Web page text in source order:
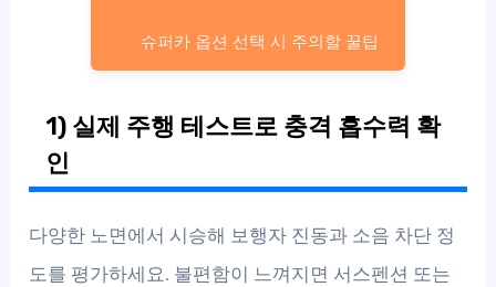
슈퍼카 옵션 선택 시 주의할 꿀팁
1) 실제 주행 테스트로 충격 흡수력 확
인
다양한 노면에서 시승해 보행자 진동과 소음 차단 정
도를 평가하세요. 불편함이 느껴지면 서스펜션 또는